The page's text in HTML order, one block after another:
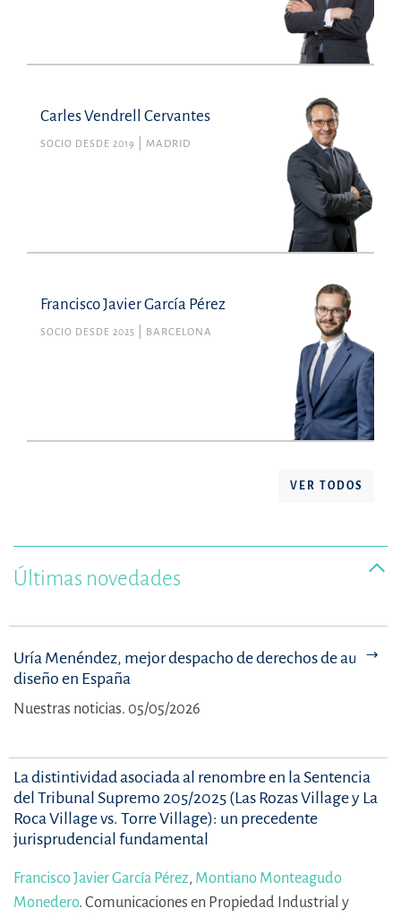
Carles Vendrell Cervantes
SOCIO DESDE 2019 MADRID
Francisco Javier García Pérez
SOCIO DESDE 2025 BARCELONA
VER TODOS
Uría Menéndez, mejor despacho de derechos de autor y
diseño en España
Nuestras noticias. 05/05/2026
La distintividad asociada al renombre en la Sentencia
del Tribunal Supremo 205/2025 (Las Rozas Village y La
Roca Village vs. Torre Village): un precedente
jurisprudencial fundamental
Francisco Javier García Pérez, Montiano Monteagudo
Monedero. Comunicaciones en Propiedad Industrial y
Últimas novedades